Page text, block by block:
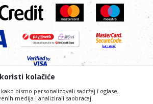
kolačiće
bismo personalizovali sadržaj i oglase,
medija i analizirali saobraćaj.